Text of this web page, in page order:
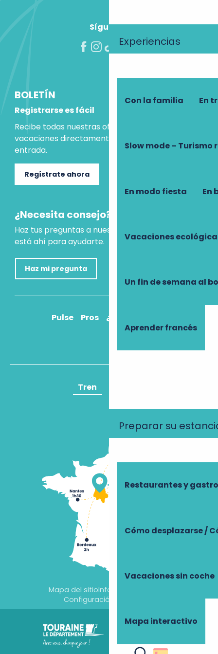
Experiencias
Con la familia En
Slow mode – Turismo
En modo fiesta En
Vacaciones
Un fin de semana al
Aprender francés
Preparar su
Restaurantes y
Cómo desplazarse /
Vacaciones sin coche
Mapa interactivo
Síguenos
BOLETÍN
Registrarse es fácil
Recibe todas nuestras ofertas e ideas para las
vacaciones directamente en tu bandeja de
entrada.
Regístrate ahora
¿Necesita consejo?
Haz tus preguntas a nuestro asistente virtual, que
está ahí para ayudarte.
Haz mi pregunta
Pulse Pros ¿Cómo llegar?
Tren
Mapa del sitioInformación jurídica
Configuración de cookies